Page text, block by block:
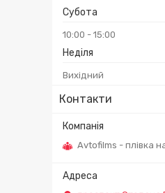
Субота
10:00 15:00
Неділя
Вихідний
Контакти
Avtofilms - плівка